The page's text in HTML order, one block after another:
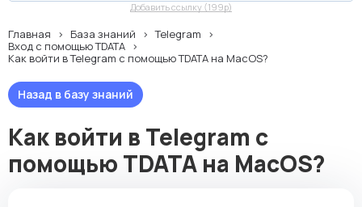
Добавить ссылку (199p)
Главная База знаний
Telegram
Вход с помощью TDATA
Как войти в Telegram с помощью TDATA на MacOS?
Как войти в Telegram с
помощью TDATA на MacOS?
Назад в базу знаний